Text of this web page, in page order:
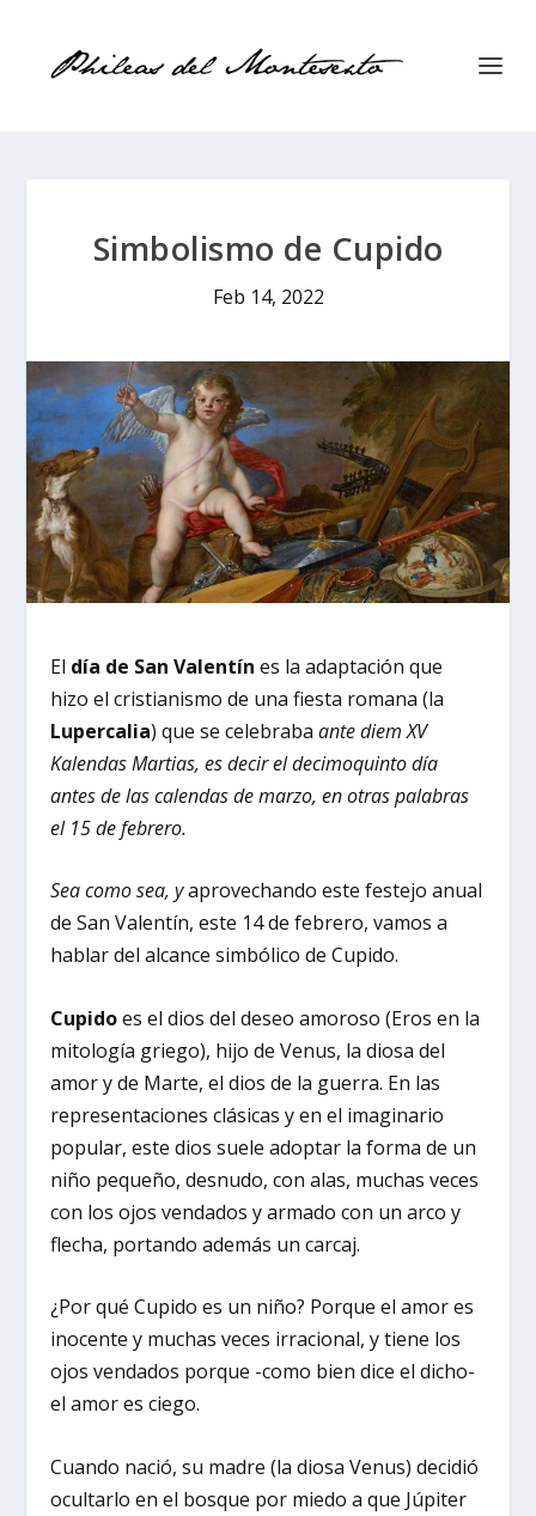
Simbolismo de Cupido
Feb 14, 2022
El día de San Valentín es la adaptación que
hizo el cristianismo de una fiesta romana (la
Lupercalia) que se celebrabaante diem XV
Kalendas Martias, es decir el decimoquinto día
antes de las calendas de marzo, en otras palabras
el 15 de febrero.
Sea como sea, yaprovechando este festejo anual
de San Valentín, este 14 de febrero, vamos a
hablar del alcance simbólico de Cupido.
Cupidoes el dios del deseo amoroso (Eros en la
mitología griego), hijo de Venus, la diosa del
amor y de Marte, el dios de la guerra. En las
representaciones clásicas y en el imaginario
popular, este dios suele adoptar la forma de un
niño pequeño, desnudo, con alas, muchas veces
con los ojos vendados y armado con un arco y
flecha, portando además un carcaj.
¿Por qué Cupido es un niño? Porque el amor es
inocente y muchas veces irracional, y tiene los
ojos vendados porque -como bien dice el dicho-
el amor es ciego.
Cuando nació, su madre (la diosa Venus) decidió
ocultarlo en el bosque por miedo a que Júpiter